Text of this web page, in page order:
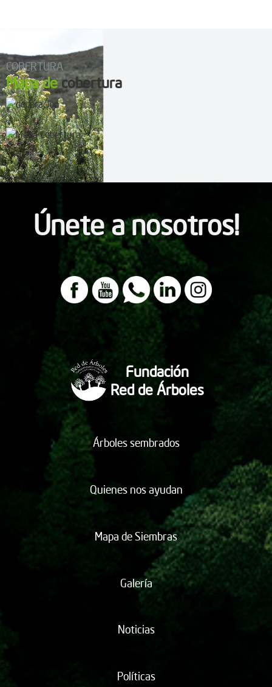
COBERTURA
Mapa decobertura
Únete a nosotros!
Fundación
Red de Árboles
Árboles sembrados
Quienes nos ayudan
Mapa de Siembras
Galería
Noticias
Políticas